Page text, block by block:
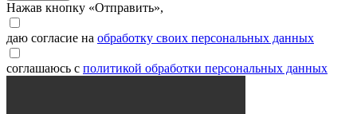
Нажав кнопку «Отправить»,
даю согласие на обработку своих персональных данных
соглашаюсь с политикой обработки персональных данных